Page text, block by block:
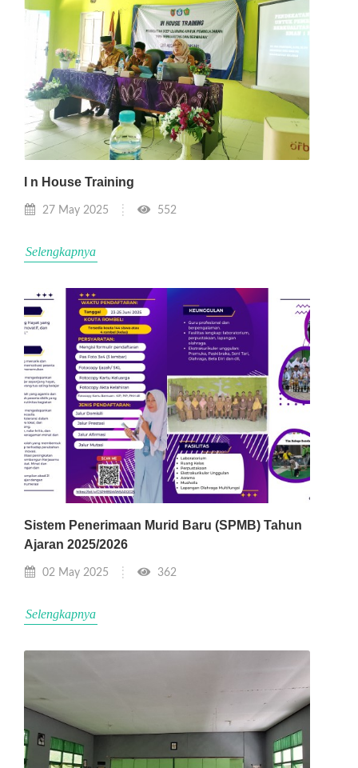
I n House Training
27 May 2025 552
Selengkapnya
Sistem Penerimaan Murid Baru (SPMB) Tahun
Ajaran 2025/2026
02 May 2025 362
Selengkapnya